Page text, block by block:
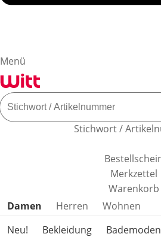
Menü
Stichwort /
Merkzettel
Warenkorb
Produktkategorien überspringen
Damen Herren
Wohnen
Neu!
Bekleidung Bademoden